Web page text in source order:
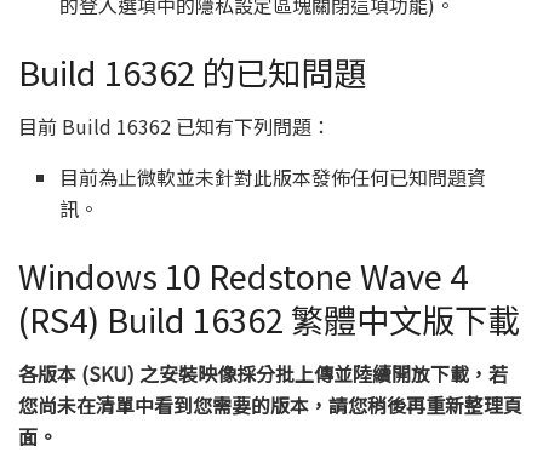
Build 16362 的已知問題
目前 Build 16362 已知有下列問題：
目前為止微軟並未針對此版本發佈任何已知問題資
訊。
Windows 10 Redstone Wave 4
(RS4) Build 16362 繁體中文版下載
各版本 (SKU) 之安裝映像採分批上傳並陸續開放下載，若
您尚未在清單中看到您需要的版本，請您稍後再重新整理頁
面。